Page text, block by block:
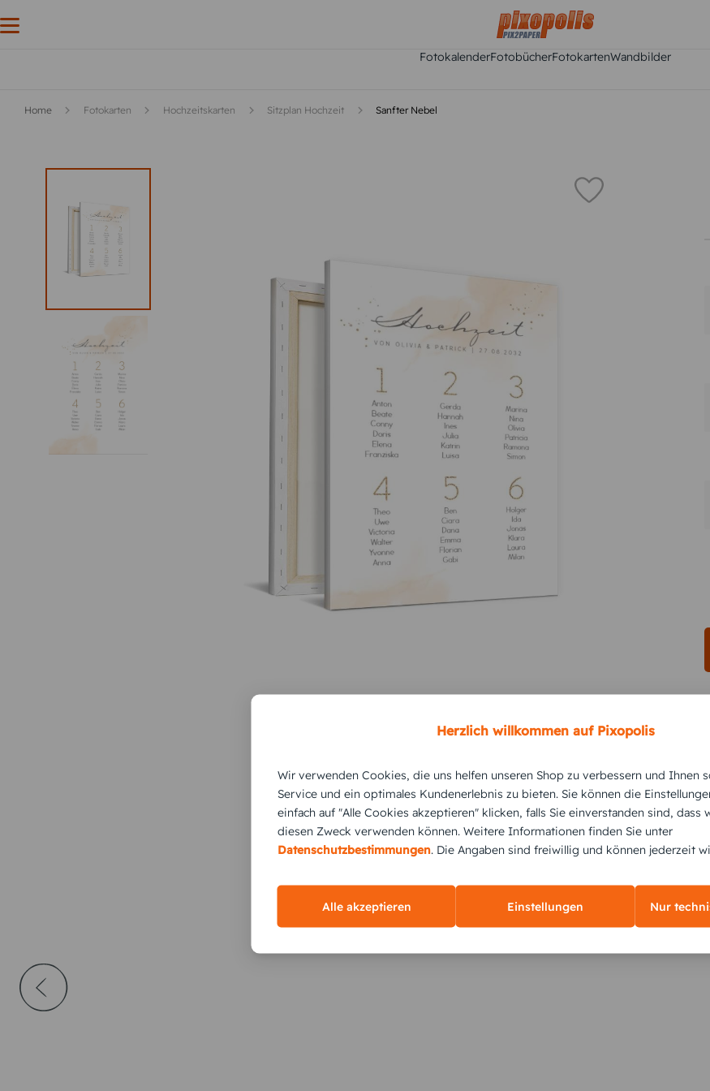
FotokalenderFotobücherFotokartenWandbilder
Home Fotokarten Hochzeitskarten Sitzplan Hochzeit Sanfter Nebel
KUNDEN GEFÄLLT AUCH
Herzlich willkommen auf Pixopolis
Wir verwenden Cookies, die uns helfen unseren Shop zu verbessern und Ihnen
Service und ein optimales Kundenerlebnis zu bieten. Sie können die
einfach auf "Alle Cookies akzeptieren" klicken, falls Sie einverstanden sind, dass
diesen Zweck verwenden können. Weitere Informationen finden Sie unter
Datenschutzbestimmungen. Die Angaben sind freiwillig und können jederzeit
Alle akzeptieren Einstellungen Nur